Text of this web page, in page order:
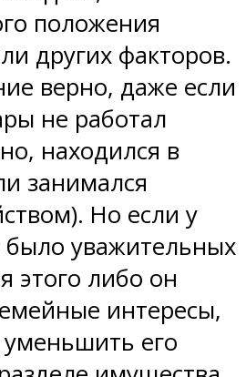
положения
других факторов.
верно, даже если
не работал
находился в
занимался
Но если у
было уважительных
этого либо он
интересы,
его